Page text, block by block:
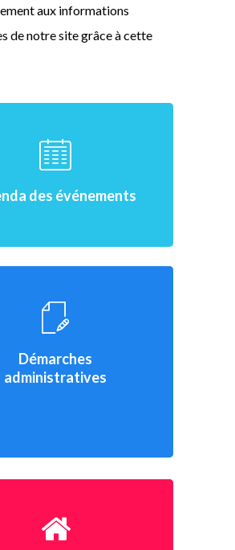
aux informations
de notre site grâce à cette
des événements
Démarches
administratives